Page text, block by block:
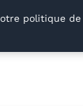
politique de